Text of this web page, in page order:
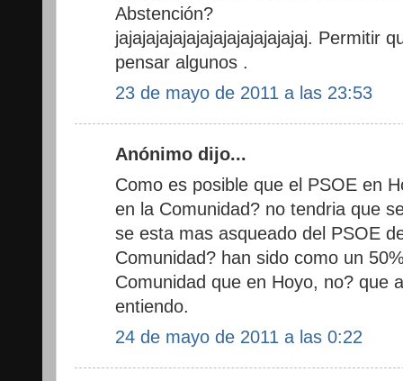
Abstención?
jajajajajajajajajajajajajajaj. Permitir
pensar algunos .
23 de mayo de 2011 a las 23:53
Anónimo dijo...
Como es posible que el PSOE en
en la Comunidad? no tendria que
se esta mas asqueado del PSOE
Comunidad? han sido como un
Comunidad que en Hoyo, no? que
entiendo.
24 de mayo de 2011 a las 0:22